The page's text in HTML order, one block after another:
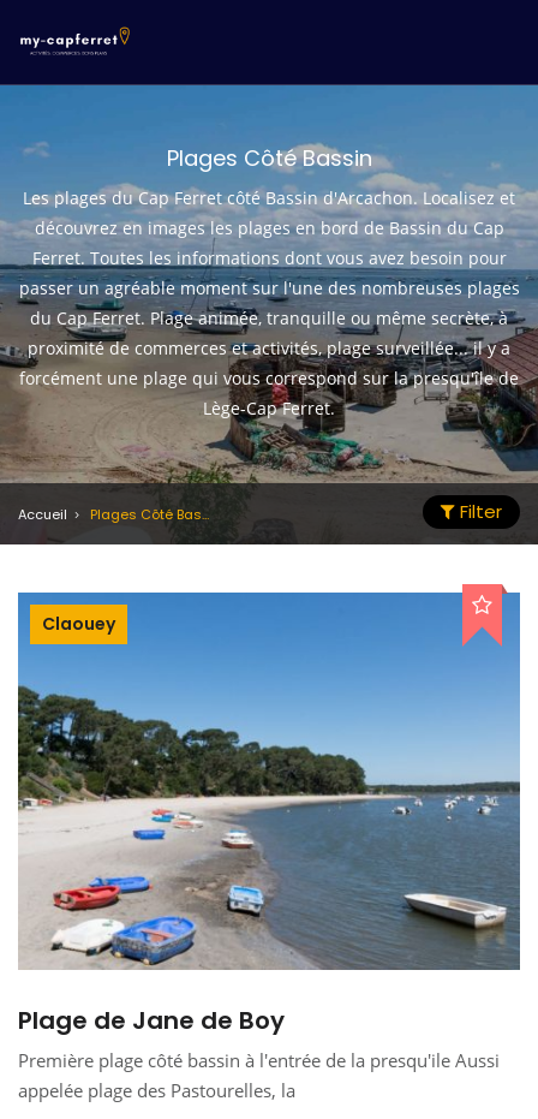
Plages Côté Bassin
Les plages du Cap Ferret côté Bassin d'Arcachon. Localisez et
découvrez en images les plages en bord de Bassin du Cap
Ferret. Toutes les informations dont vous avez besoin pour
passer un agréable moment sur l'une des nombreuses plages
du Cap Ferret. Plage animée, tranquille ou même secrète, à
proximité de commerces et activités, plage surveillée... il y a
forcément une plage qui vous correspond sur la presqu'île de
Lège-Cap Ferret.
Accueil Plages Côté Bassin Filter
Claouey
Plage de Jane de Boy
Première plage côté bassin à l'entrée de la presqu'ile Aussi
appelée plage des Pastourelles, la